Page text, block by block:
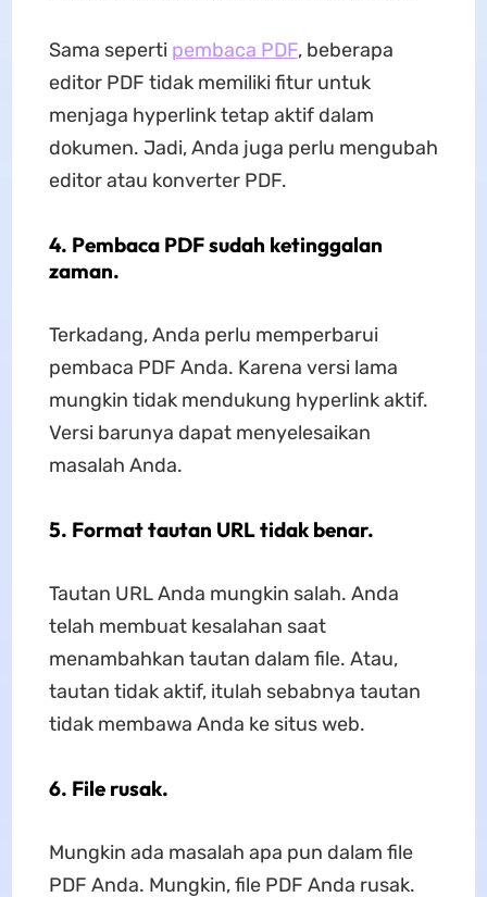
Sama seperti pembaca PDF, beberapa
editor PDF tidak memiliki fitur untuk
menjaga hyperlink tetap aktif dalam
dokumen. Jadi, Anda juga perlu mengubah
editor atau konverter PDF.
4. Pembaca PDF sudah ketinggalan
zaman.
Terkadang, Anda perlu memperbarui
pembaca PDF Anda. Karena versi lama
mungkin tidak mendukung hyperlink aktif.
Versi barunya dapat menyelesaikan
masalah Anda.
5. Format tautan URL tidak benar.
Tautan URL Anda mungkin salah. Anda
telah membuat kesalahan saat
menambahkan tautan dalam file. Atau,
tautan tidak aktif, itulah sebabnya tautan
tidak membawa Anda ke situs web.
6. File rusak.
Mungkin ada masalah apa pun dalam file
PDF Anda. Mungkin, file PDF Anda rusak.